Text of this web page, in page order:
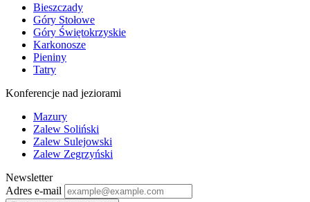
Bieszczady
Góry Stołowe
Góry Świętokrzyskie
Karkonosze
Pieniny
Tatry
Konferencje nad jeziorami
Mazury
Zalew Soliński
Zalew Sulejowski
Zalew Zegrzyński
Newsletter
Adres e-mail